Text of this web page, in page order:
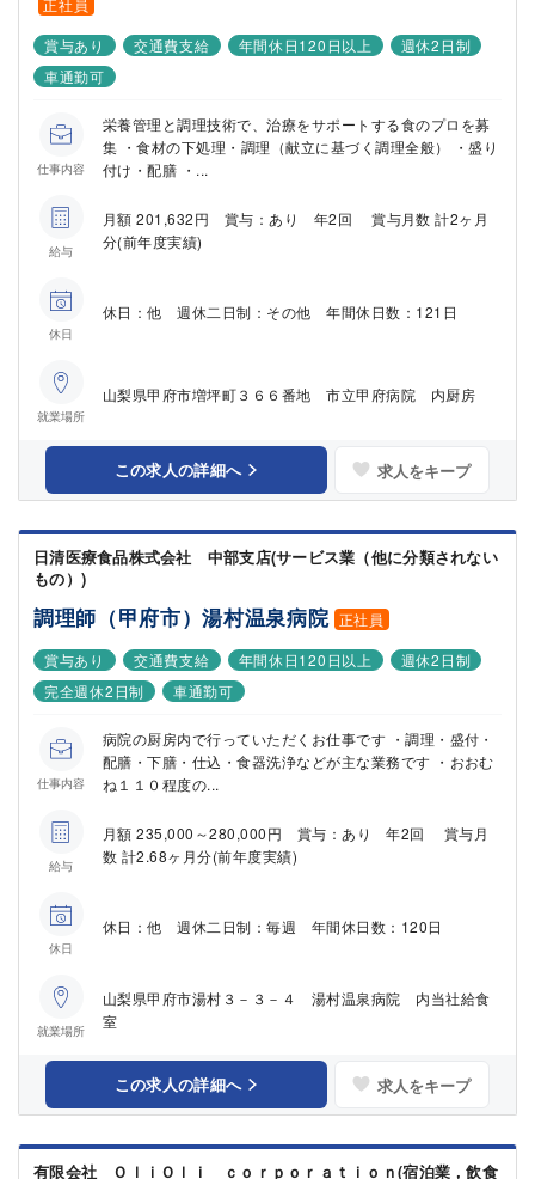
正社員
賞与あり
交通費支給 年間休日120日以上
週休2日制
車通勤可
仕事内容
栄養管理と調理技術で、治療をサポートする食のプロを募
集 ・食材の下処理・調理（献立に基づく調理全般） ・盛り
付け・配膳 ・...
給与
月額 201,632円 賞与：あり 年2回 賞与月数 計2ヶ月
分(前年度実績)
休日
休日：他 週休二日制：その他 年間休日数：121日
就業場所
山梨県甲府市増坪町３６６番地 市立甲府病院 内厨房
この求人の詳細へ 求人をキープ
日清医療食品株式会社 中部支店(サービス業（他に分類されない
もの）)
調理師（甲府市）湯村温泉病院 正社員
賞与あり
交通費支給 年間休日120日以上
週休2日制
完全週休2日制
車通勤可
仕事内容
病院の厨房内で行っていただくお仕事です ・調理・盛付・
配膳・下膳・仕込・食器洗浄などが主な業務です ・おおむ
ね１１０程度の...
給与
月額 235,000～280,000円 賞与：あり 年2回 賞与月
数 計2.68ヶ月分(前年度実績)
休日
休日：他 週休二日制：毎週 年間休日数：120日
就業場所
山梨県甲府市湯村３－３－４ 湯村温泉病院 内当社給食
室
この求人の詳細へ 求人をキープ
有限会社 ＯｌｉＯｌｉ ｃｏｒｐｏｒａｔｉｏｎ(宿泊業，飲食